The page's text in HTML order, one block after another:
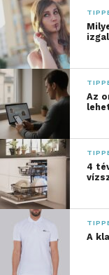
kis
nyári
tovább
és
– mondja Kékesi
Az
4
A